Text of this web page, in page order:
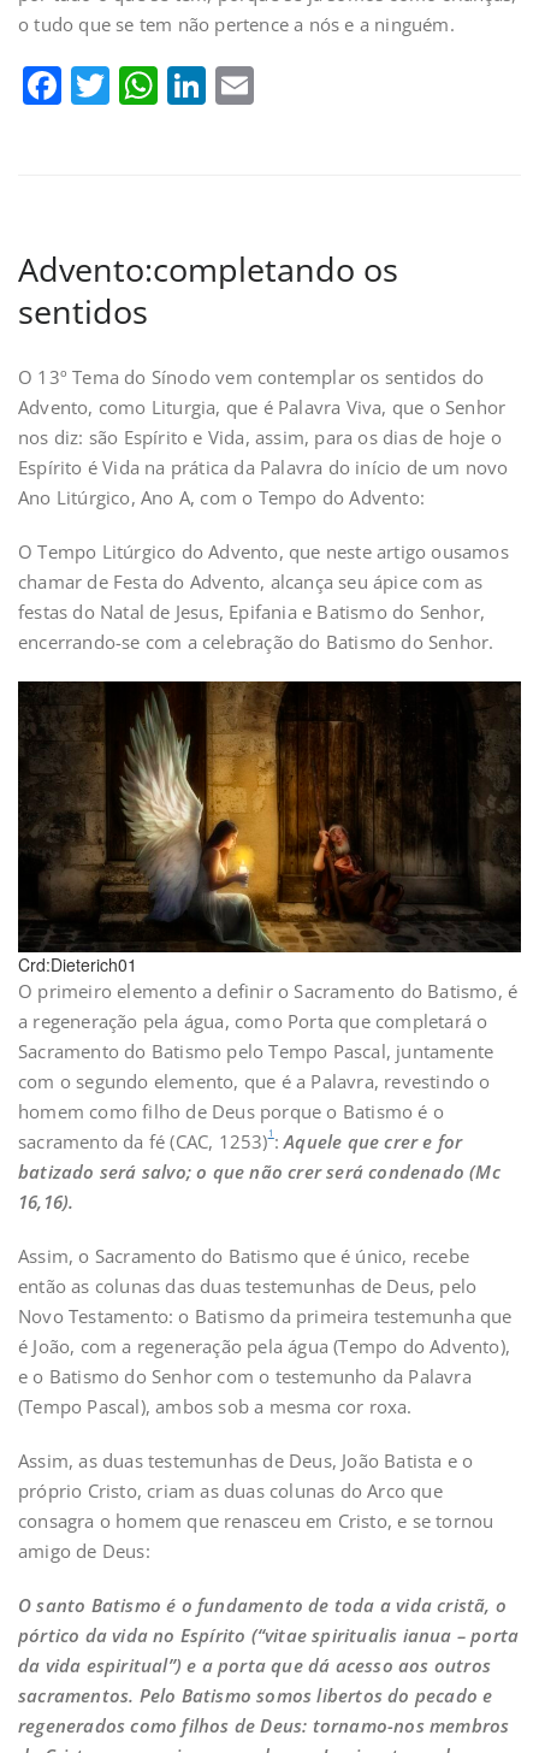
o tudo que se tem não pertence a nós e a ninguém.
Facebook
Twitter
WhatsApp
LinkedIn
Advento:completando os
sentidos
O 13º Tema do Sínodo vem contemplar os sentidos do
Advento, como Liturgia, que é Palavra Viva, que o Senhor
nos diz: são Espírito e Vida, assim, para os dias de hoje o
Espírito é Vida na prática da Palavra do início de um novo
Ano Litúrgico, Ano A, com o Tempo do Advento:
O Tempo Litúrgico do Advento, que neste artigo ousamos
chamar de Festa do Advento, alcança seu ápice com as
festas do Natal de Jesus, Epifania e Batismo do Senhor,
encerrando-se com a celebração do Batismo do Senhor.
Crd:Dieterich01
O primeiro elemento a definir o Sacramento do Batismo, é
a regeneração pela água, como Porta que completará o
Sacramento do Batismo pelo Tempo Pascal, juntamente
com o segundo elemento, que é a Palavra, revestindo o
homem como filho de Deus porque o Batismo é o
sacramento da fé (CAC, 1253)1:Aquele que crer e for
batizado será salvo; o que não crer será condenado (Mc
16,16).
Assim, o Sacramento do Batismo que é único, recebe
então as colunas das duas testemunhas de Deus, pelo
Novo Testamento: o Batismo da primeira testemunha que
é João, com a regeneração pela água (Tempo do Advento),
e o Batismo do Senhor com o testemunho da Palavra
(Tempo Pascal), ambos sob a mesma cor roxa.
Assim, as duas testemunhas de Deus, João Batista e o
próprio Cristo, criam as duas colunas do Arco que
consagra o homem que renasceu em Cristo, e se tornou
amigo de Deus:
O santo Batismo é o fundamento de toda a vida cristã, o
pórtico da vida no Espírito (“vitae spiritualis ianua – porta
da vida espiritual”) e a porta que dá acesso aos outros
sacramentos. Pelo Batismo somos libertos do pecado e
regenerados como filhos de Deus: tornamo-nos membros